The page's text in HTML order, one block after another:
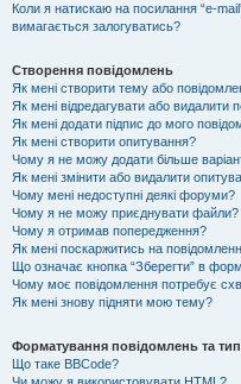
Коли я натискаю на посилання “e-
вимагається залогуватись?
Створення повідомлень
Як мені створити тему або
Як мені відредагувати або видалити
Як мені додати підпис до мого
Як мені створити опитування?
Чому я не можу додати більше
Як мені змінити або видалити
Чому мені недоступні деякі форуми?
Чому я не можу приєднувати файли?
Чому я отримав попередження?
Як мені поскаржитись на
Що означає кнопка “Зберегти” в
Чому моє повідомлення потребує
Як мені знову підняти мою тему?
Форматування повідомлень та
Що таке BBCode?